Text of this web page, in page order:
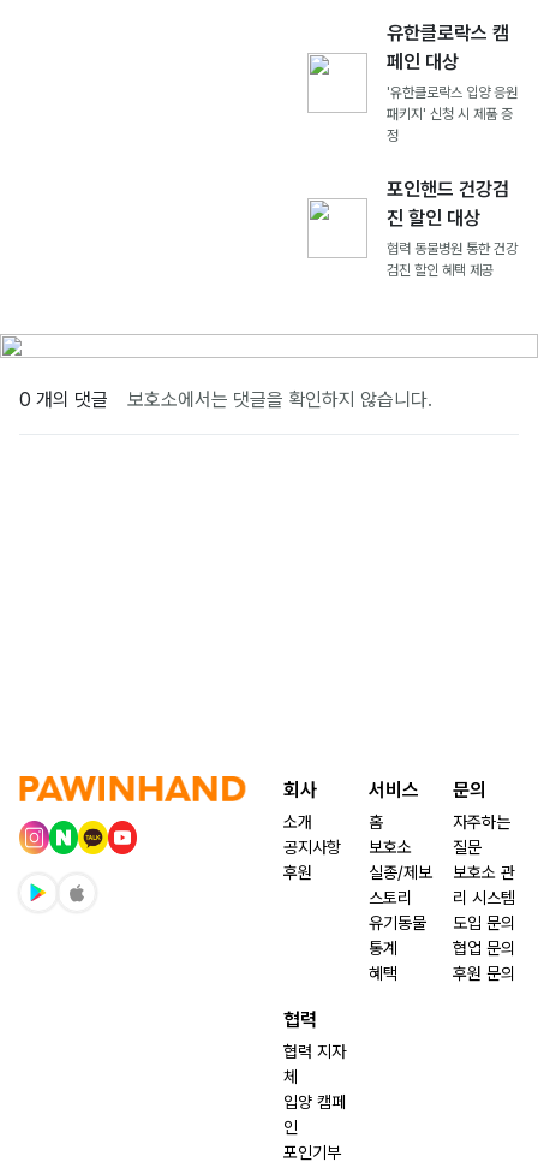
유한클로락스 캠
페인 대상
'유한클로락스 입양 응원
패키지' 신청 시 제품 증
정
포인핸드 건강검
진 할인 대상
협력 동물병원 통한 건강
검진 할인 혜택 제공
0 개의 댓글 보호소에서는 댓글을 확인하지 않습니다.
회사
소개
공지사항
후원
서비스
홈
보호소
실종/제보
스토리
유기동물
통계
혜택
문의
자주하는
질문
보호소 관
리 시스템
도입 문의
협업 문의
후원 문의
협력
협력 지자
체
입양 캠페
인
포인기부